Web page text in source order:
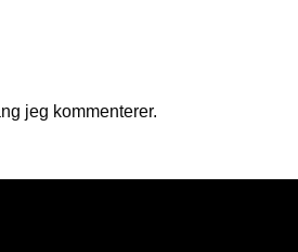
jeg kommenterer.